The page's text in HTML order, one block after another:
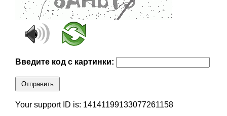
Введите код с картинки:
Отправить
Your support ID is: 14141199133077261158